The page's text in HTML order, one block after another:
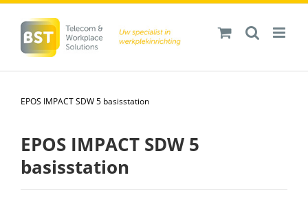
inhoud
EPOS IMPACT SDW 5 basisstation
EPOS IMPACT SDW 5
basisstation